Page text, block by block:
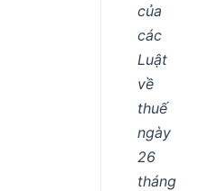
của
các
Luật
về
thuế
ngày
26
tháng